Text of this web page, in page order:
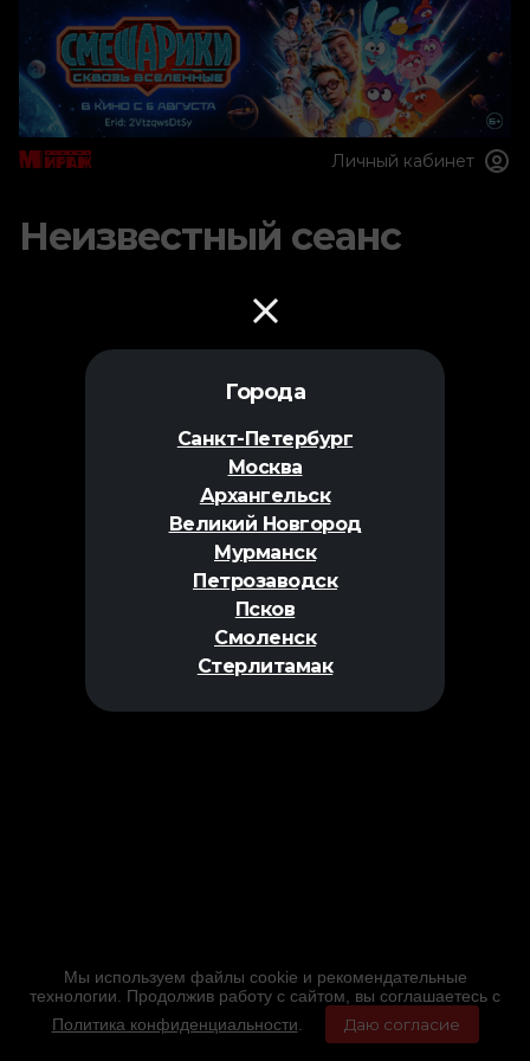
Города
Санкт-Петербург
Москва
Архангельск
Великий Новгород
Мурманск
Петрозаводск
Псков
Смоленск
Стерлитамак
Личный кабинет
Неизвестный сеанс
Мы используем файлы cookie и рекомендательные
технологии. Продолжив работу с сайтом, вы соглашаетесь с
Политика конфиденциальности
Даю согласие